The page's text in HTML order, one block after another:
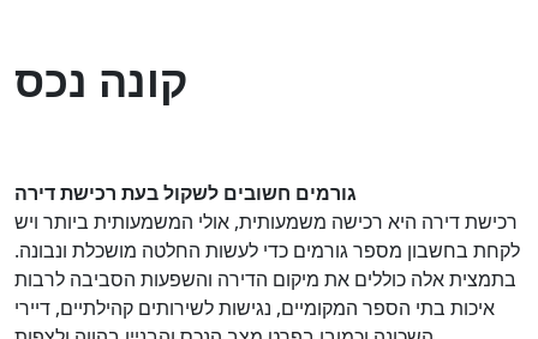
קונה נכס
גורמים חשובים לשקול בעת רכישת דירה
רכישת דירה היא רכישה משמעותית, אולי המשמעותית ביותר ויש
לקחת בחשבון מספר גורמים כדי לעשות החלטה מושכלת ונבונה.
בתמצית אלה כוללים את מיקום הדירה והשפעות הסביבה לרבות
איכות בתי הספר המקומיים, נגישות לשירותים קהילתיים, דיירי